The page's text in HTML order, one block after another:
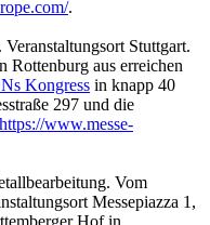
.
Stuttgart.
aus erreichen
Kongress in knapp 40
297 und die
https://www.messe-
Vom
Messepiazza 1,
Hof in